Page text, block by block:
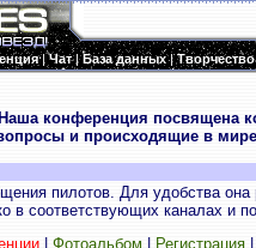
|Чат|База данных|Творчество
Наша конференция посвящена
и происходящие в
пилотов. Для удобства
в соответствующих каналах и
| Фотоальбом Регистрация